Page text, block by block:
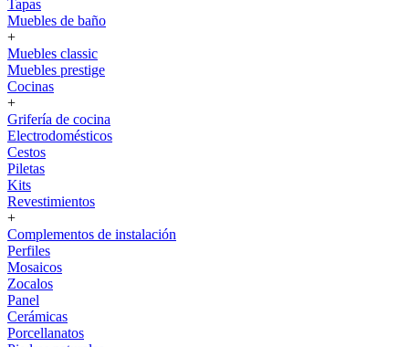
Tapas
Muebles de baño
+
Muebles classic
Muebles prestige
Cocinas
+
Grifería de cocina
Electrodomésticos
Cestos
Piletas
Kits
Revestimientos
+
Complementos de instalación
Perfiles
Mosaicos
Zocalos
Panel
Cerámicas
Porcellanatos